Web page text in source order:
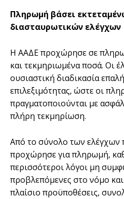
Πληρωμή βάσει
διασταυρωτικών ελέγχων
Η ΑΑΔΕ προχώρησε σε
και τεκμηριωμένα ποσά. Οι
ουσιαστική διαδικασία
επιλεξιμότητας, ώστε οι
πραγματοποιούνται με
πλήρη τεκμηρίωση.
Από το σύνολο των ελέγχων
προχώρησε για πληρωμή,
περισσότεροι λόγοι μη
προβλεπόμενες στο νόμο
πλαίσιο προϋποθέσεις,